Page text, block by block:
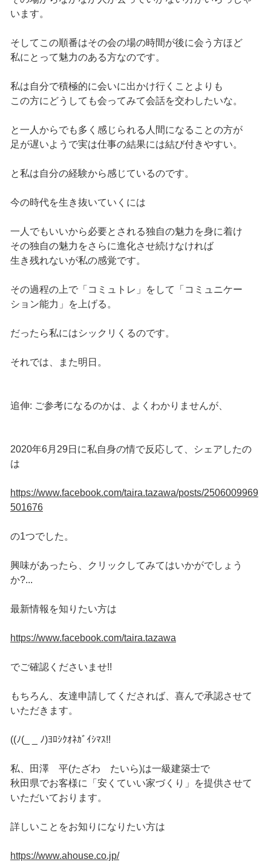
います。
そしてこの順番はその会の場の時間が後に会う方ほど
私にとって魅力のある方なのです。
私は自分で積極的に会いに出かけ行くことよりも
この方にどうしても会ってみて会話を交わしたいな。
と一人からでも多く感じられる人間になることの方が
足が遅いようで実は仕事の結果には結び付きやすい。
と私は自分の経験から感じているのです。
今の時代を生き抜いていくには
一人でもいいから必要とされる独自の魅力を身に着け
その独自の魅力をさらに進化させ続けなければ
生き残れないが私の感覚です。
その過程の上で「コミュトレ」をして「コミュニケー
ション能力」を上げる。
だったら私にはシックリくるのです。
それでは、また明日。
追伸: ご参考になるのかは、よくわかりませんが、
2020年6月29日に私自身の情で反応して、シェアしたの
は
https://www.facebook.com/taira.tazawa/posts/2506009969
501676
の1つでした。
興味があったら、クリックしてみてはいかがでしょう
か?...
最新情報を知りたい方は
https://www.facebook.com/taira.tazawa
でご確認くださいませ!!
もちろん、友達申請してくだされば、喜んで承認させて
いただきます。
((ﾉ(_ _ ﾉ)ﾖﾛｼｸｵﾈｶﾞｲｼﾏｽ!!
私、田澤 平(たざわ たいら)は一級建築士で
秋田県でお客様に「安くていい家づくり」を提供させて
いただいております。
詳しいことをお知りになりたい方は
https://www.ahouse.co.jp/